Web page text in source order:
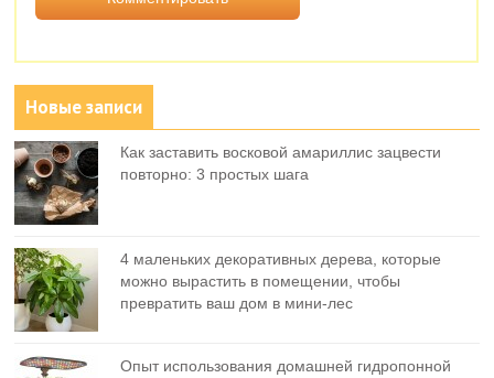
Новые записи
Как заставить восковой амариллис зацвести
повторно: 3 простых шага
4 маленьких декоративных дерева, которые
можно вырастить в помещении, чтобы
превратить ваш дом в мини-лес
Опыт использования домашней гидропонной